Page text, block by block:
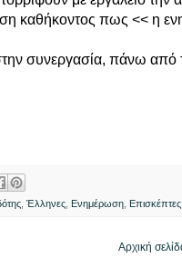
καθήκοντος πως << η
συνεργασία, πάνω από
Έλληνες Ενημέρωση Επισκέπτες
Αρχική